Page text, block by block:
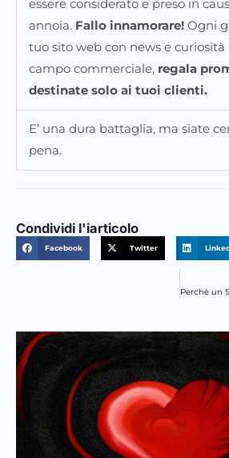
essere considerato e preso in
annoia. Fallo innamorare!Ogni
tuo sito web con news e
campo commerciale, regala
destinate solo ai tuoi clienti.
E’ una dura battaglia, ma siate
pena.
Condividi l'iarticolo
Facebook Twitter